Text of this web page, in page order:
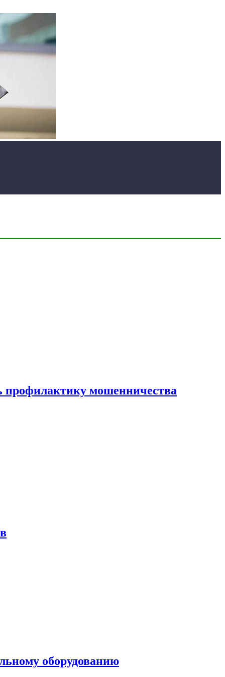
профилактику мошенничества
оборудованию